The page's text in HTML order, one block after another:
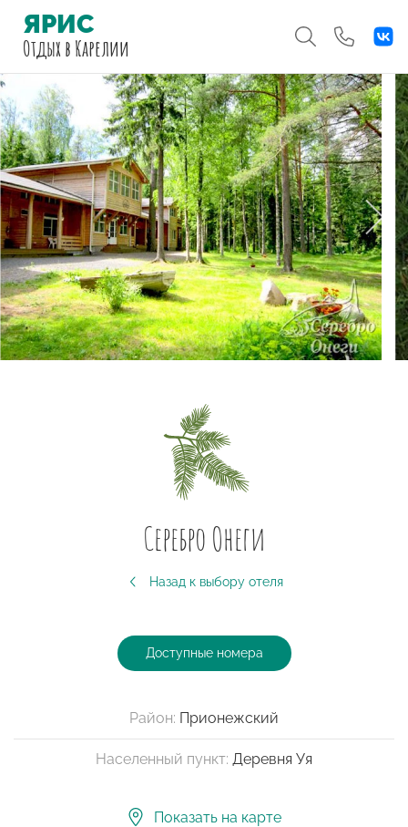
ЯРИС
Отдыхв Карелии
Серебро Онеги
Назад к выбору отеля
Доступные номера
Район: Прионежский
Населенный пункт: Деревня Уя
Показать на карте